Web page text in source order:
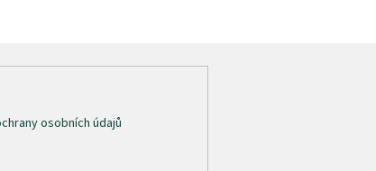
osobních údajů